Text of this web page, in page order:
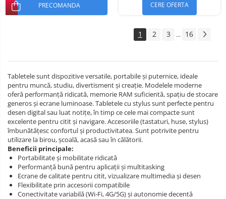
PRECOMANDA CERE OFERTA
1 2 3 ... 16
Tabletele sunt dispozitive versatile, portabile și puternice, ideale
pentru muncă, studiu, divertisment și creație. Modelele moderne
oferă performanță ridicată, memorie RAM suficientă, spațiu de stocare
generos și ecrane luminoase. Tabletele cu stylus sunt perfecte pentru
desen digital sau luat notițe, în timp ce cele mai compacte sunt
excelente pentru citit și navigare. Accesoriile (tastaturi, huse, stylus)
îmbunătățesc confortul și productivitatea. Sunt potrivite pentru
utilizare la birou, școală, acasă sau în călătorii.
Beneficii principale:
Portabilitate și mobilitate ridicată
Performanță bună pentru aplicații și multitasking
Ecrane de calitate pentru citit, vizualizare multimedia și desen
Flexibilitate prin accesorii compatibile
Conectivitate variabilă (Wi‑Fi, 4G/5G) și autonomie decentă